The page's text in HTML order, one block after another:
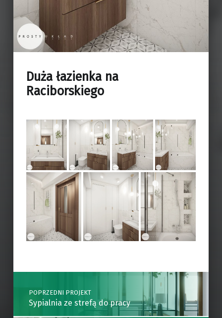
Duża łazienka na
Raciborskiego
Post navigation
POPRZEDNI PROJEKT
Sypialnia ze strefą do pracy